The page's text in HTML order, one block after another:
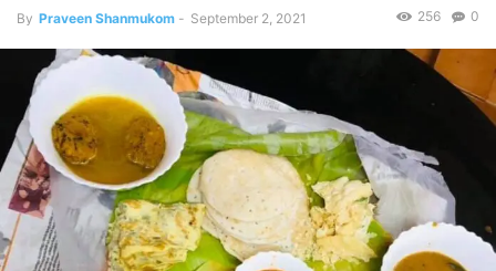
By Praveen Shanmukom - September 2, 2021 0
256